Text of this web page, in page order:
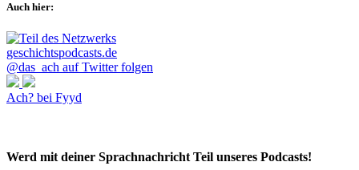
Auch hier:
@das_ach auf Twitter folgen
Ach? bei Fyyd
Werd mit deiner Sprachnachricht Teil unseres Podcasts!